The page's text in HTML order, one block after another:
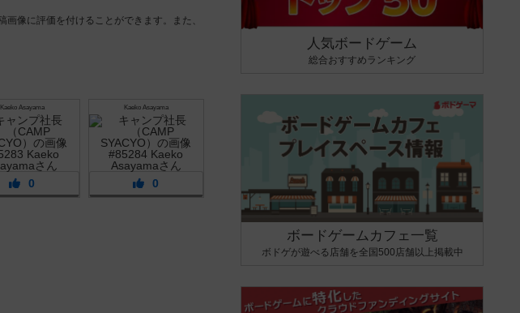
像に評価を付けることができます。また、
Kaeko Asayama
0
Kaeko Asayama
0
人気ボードゲーム
総合おすすめランキング
ボードゲームカフェ一覧
ボドゲが遊べる店舗を全国500店舗以上掲載中